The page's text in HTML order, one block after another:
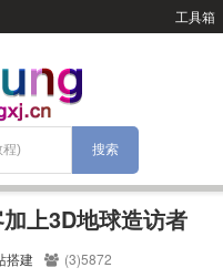
工具箱
上3D地球造访者
搭建
(3)5872